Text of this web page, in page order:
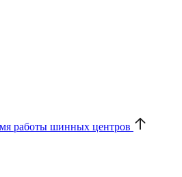
работы шинных центров